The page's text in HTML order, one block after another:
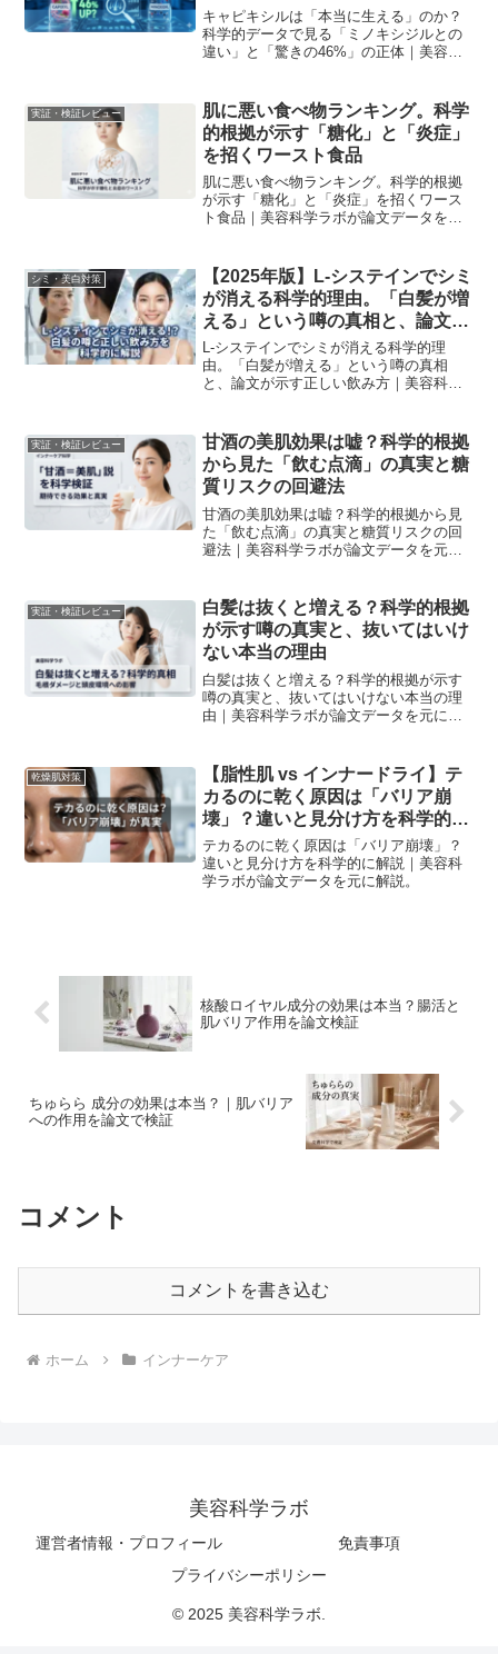
と「驚きの46%」の正体
キャピキシルは「本当に生える」のか？
科学的データで見る「ミノキシジルとの
違い」と「驚きの46%」の正体｜美容科
実証・検証レビュー
肌に悪い食べ物ランキング。科学
的根拠が示す「糖化」と「炎症」
を招くワースト食品
肌に悪い食べ物ランキング。科学的根拠
が示す「糖化」と「炎症」を招くワース
ト食品｜美容科学ラボが論文データを元
シミ・美白対策
【2025年版】L-システインでシミ
が消える科学的理由。「白髪が増
える」という噂の真相と、論文が
示す正しい飲み方
L-システインでシミが消える科学的理
由。「白髪が増える」という噂の真相
と、論文が示す正しい飲み方｜美容科学
実証・検証レビュー
甘酒の美肌効果は嘘？科学的根拠
から見た「飲む点滴」の真実と糖
質リスクの回避法
甘酒の美肌効果は嘘？科学的根拠から見
た「飲む点滴」の真実と糖質リスクの回
避法｜美容科学ラボが論文データを元に
実証・検証レビュー
白髪は抜くと増える？科学的根拠
が示す噂の真実と、抜いてはいけ
ない本当の理由
白髪は抜くと増える？科学的根拠が示す
噂の真実と、抜いてはいけない本当の理
由｜美容科学ラボが論文データを元に解
乾燥肌対策
【脂性肌 vs インナードライ】テ
カるのに乾く原因は「バリア崩
壊」？違いと見分け方を科学的に
解説
テカるのに乾く原因は「バリア崩壊」？
違いと見分け方を科学的に解説｜美容科
学ラボが論文データを元に解説。
核酸ロイヤル成分の効果は本当？腸活と
肌バリア作用を論文検証
ちゅらら 成分の効果は本当？｜肌バリア
への作用を論文で検証
コメント
コメントを書き込む
ホーム インナーケア
美容科学ラボ
運営者情報・プロフィール
免責事項
プライバシーポリシー
© 2025 美容科学ラボ.